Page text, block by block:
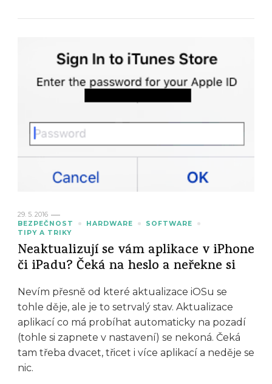
29. 5. 2016
BEZPEČNOST
HARDWARE
SOFTWARE
TIPY A TRIKY
Neaktualizují se vám aplikace v iPhone
či iPadu? Čeká na heslo a neřekne si
Nevím přesně od které aktualizace iOSu se
tohle děje, ale je to setrvalý stav. Aktualizace
aplikací co má probíhat automaticky na pozadí
(tohle si zapnete v nastavení) se nekoná. Čeká
tam třeba dvacet, třicet i více aplikací a neděje se
nic.